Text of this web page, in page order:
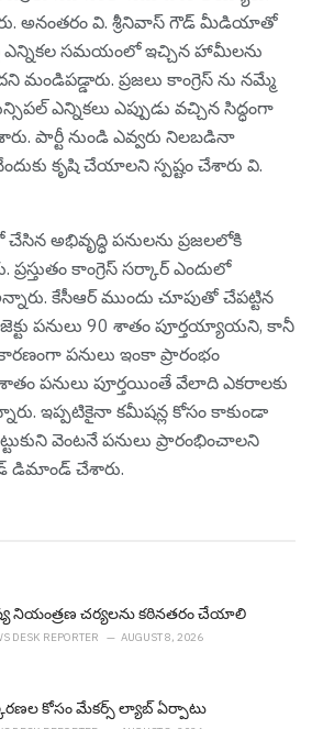
అనంత‌రం వి. శ్రీ‌నివాస్ గౌడ్ మీడియాతో
ఎన్నికల సమయంలో ఇచ్చిన హామీలను
ప్రజలు కాంగ్రెస్ ను నమ్మే
ఎన్నికలు ఎప్పుడు వచ్చిన సిద్ధంగా
పార్టీ నుండి ఎవ్వరు నిలబడినా
కృషి చేయాల‌ని స్ప‌ష్టం చేశారు వి.
అభివృద్ధి పనులను ప్రజలలోకి
కాంగ్రెస్ స‌ర్కార్ ఎందులో
కేసీఆర్ ముందు చూపుతో చేప‌ట్టిన‌
ప‌నులు 90 శాతం పూర్త‌య్యాయ‌ని, కానీ
ప‌నులు ఇంకా ప్రారంభం
ప‌నులు పూర్త‌యింతే వేలాది ఎక‌రాల‌కు
ఇప్ప‌టికైనా క‌మీష‌న్ల కోసం కాకుండా
వెంట‌నే ప‌నులు ప్రారంభించాల‌ని
డిమాండ్ చేశారు.
నియంత్రణ చర్యలను కఠినతరం చేయాలి
DESK REPORTER AUGUST 8, 2026
కోసం మేక‌ర్స్ ల్యాబ్ ఏర్పాటు